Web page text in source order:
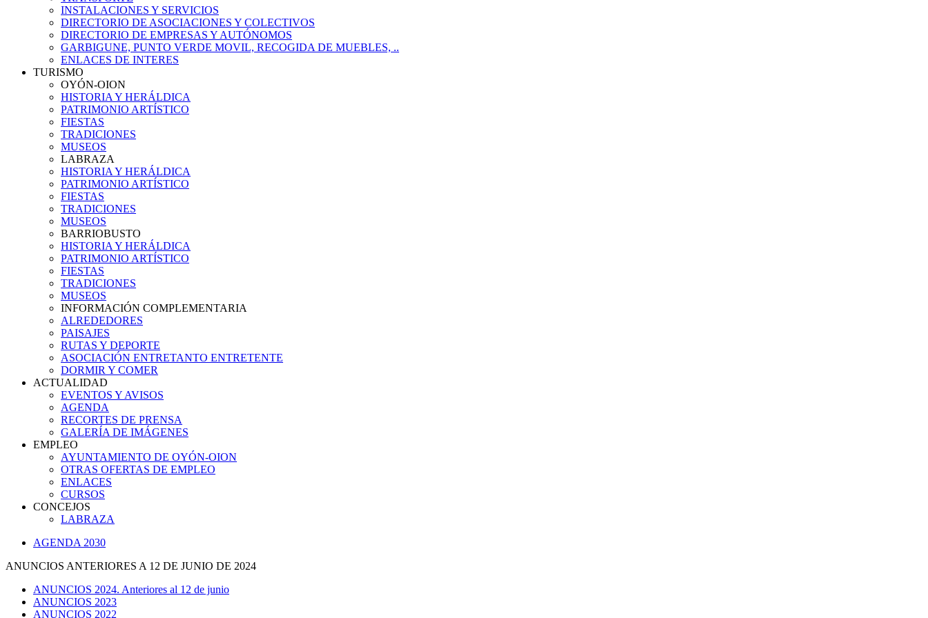
INSTALACIONES Y SERVICIOS
DIRECTORIO DE ASOCIACIONES Y COLECTIVOS
DIRECTORIO DE EMPRESAS Y AUTÓNOMOS
GARBIGUNE, PUNTO VERDE MOVIL, RECOGIDA DE MUEBLES, ..
ENLACES DE INTERES
TURISMO
OYÓN-OION
HISTORIA Y HERÁLDICA
PATRIMONIO ARTÍSTICO
FIESTAS
TRADICIONES
MUSEOS
LABRAZA
HISTORIA Y HERÁLDICA
PATRIMONIO ARTÍSTICO
FIESTAS
TRADICIONES
MUSEOS
BARRIOBUSTO
HISTORIA Y HERÁLDICA
PATRIMONIO ARTÍSTICO
FIESTAS
TRADICIONES
MUSEOS
INFORMACIÓN COMPLEMENTARIA
ALREDEDORES
PAISAJES
RUTAS Y DEPORTE
ASOCIACIÓN ENTRETANTO ENTRETENTE
DORMIR Y COMER
ACTUALIDAD
EVENTOS Y AVISOS
AGENDA
RECORTES DE PRENSA
GALERÍA DE IMÁGENES
EMPLEO
AYUNTAMIENTO DE OYÓN-OION
OTRAS OFERTAS DE EMPLEO
ENLACES
CURSOS
CONCEJOS
LABRAZA
AGENDA 2030
ANUNCIOS ANTERIORES A 12 DE JUNIO DE 2024
ANUNCIOS 2024. Anteriores al 12 de junio
ANUNCIOS 2023
ANUNCIOS 2022